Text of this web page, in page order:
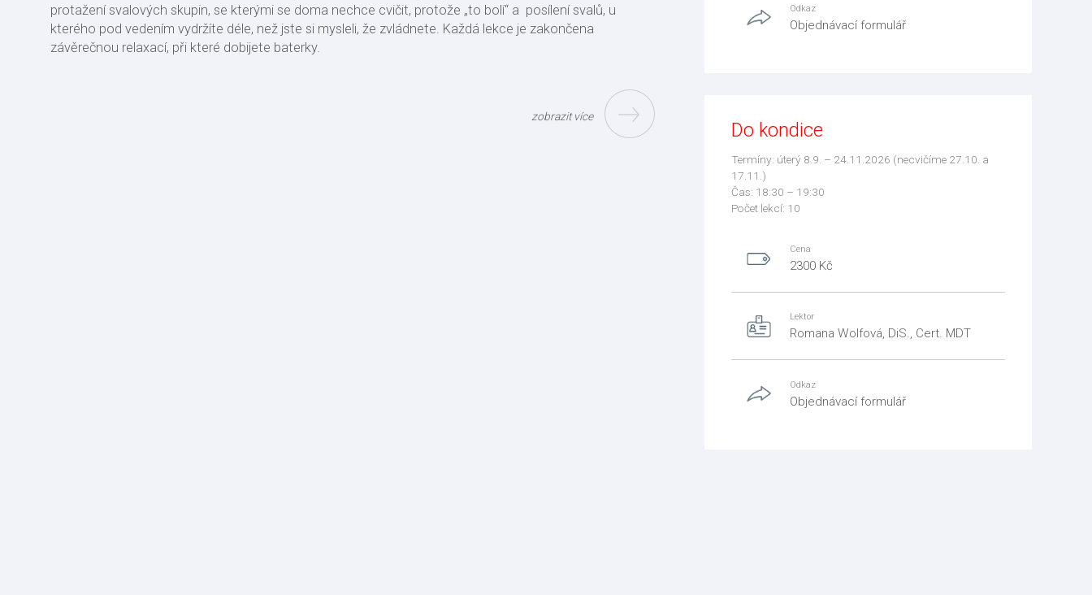
protažení svalových skupin, se kterými se doma nechce cvičit, protože „to bolí“ a posílení svalů, u
kterého pod vedením vydržíte déle, než jste si mysleli, že zvládnete. Každá lekce je zakončena
závěrečnou relaxací, při které dobijete baterky.
zobrazit více
Odkaz
Objednávací formulář
Do kondice
Termíny: úterý 8.9. – 24.11.2026 (necvičíme 27.10. a
17.11.)
Čas: 18:30 – 19:30
Počet lekcí: 10
Cena
2300 Kč
Lektor
Romana Wolfová, DiS., Cert. MDT
Odkaz
Objednávací formulář